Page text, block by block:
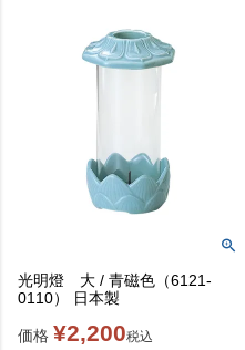
光明燈 大 / 青磁色（6121-
0110） 日本製
価格 ¥2,200税込